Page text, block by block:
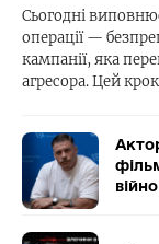
Сьогодні
операції —
кампанії, яка
агресора. Цей